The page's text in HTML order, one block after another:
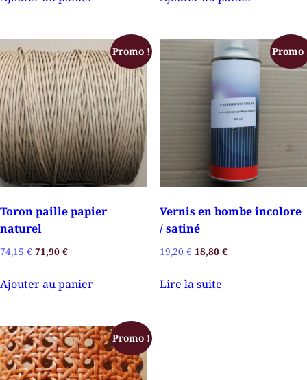
Promo !
Toron paille papier
naturel
74,15€ 71,90 €
Ajouter au panier
Promo
Vernis en bombe incolore
/ satiné
19,20€ 18,80 €
Lire la suite
Promo !